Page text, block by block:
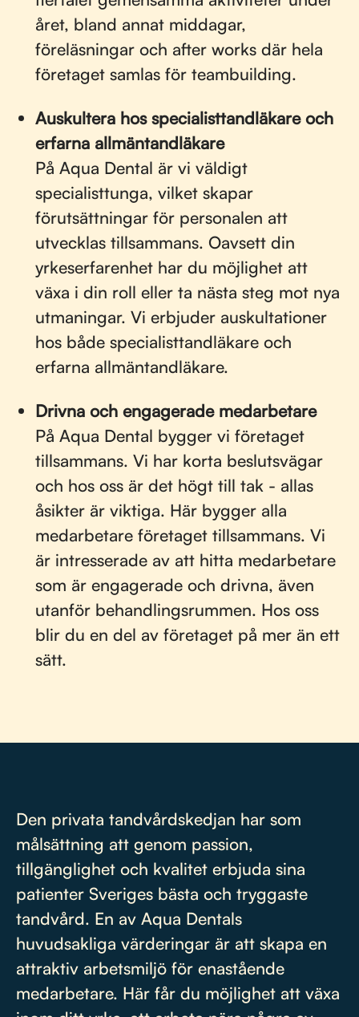
året, bland annat middagar,
föreläsningar och after works där hela
företaget samlas för teambuilding.
Auskultera hos specialisttandläkare och
erfarna allmäntandläkare
På Aqua Dental är vi väldigt
specialisttunga, vilket skapar
förutsättningar för personalen att
utvecklas tillsammans. Oavsett din
yrkeserfarenhet har du möjlighet att
växa i din roll eller ta nästa steg mot nya
utmaningar. Vi erbjuder auskultationer
hos både specialisttandläkare och
erfarna allmäntandläkare.
Drivna och engagerade medarbetare
På Aqua Dental bygger vi företaget
tillsammans. Vi har korta beslutsvägar
och hos oss är det högt till tak - allas
åsikter är viktiga. Här bygger alla
medarbetare företaget tillsammans. Vi
är intresserade av att hitta medarbetare
som är engagerade och drivna, även
utanför behandlingsrummen. Hos oss
blir du en del av företaget på mer än ett
sätt.
Den privata tandvårdskedjan har som
målsättning att genom passion,
tillgänglighet och kvalitet erbjuda sina
patienter Sveriges bästa och tryggaste
tandvård. En av Aqua Dentals
huvudsakliga värderingar är att skapa en
attraktiv arbetsmiljö för enastående
medarbetare. Här får du möjlighet att växa